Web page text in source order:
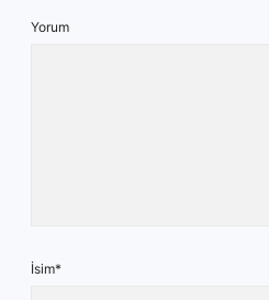
Yorum
İsim*